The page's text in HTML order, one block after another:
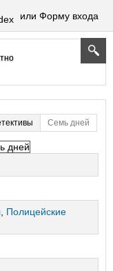
или Форму входа
Семь дней
Полицейские